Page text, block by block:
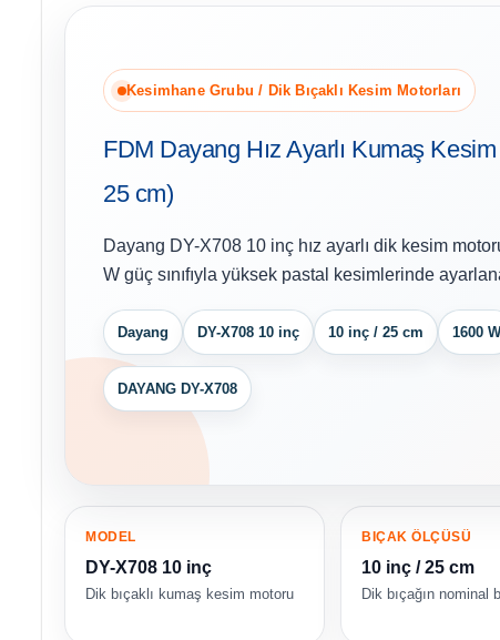
Kesimhane Grubu / Dik Bıçaklı Kesim Motorları
FDM Dayang Hız Ayarlı Kumaş
25 cm)
Dayang DY-X708 10 inç hız ayarlı dik kesim
W güç sınıfıyla yüksek pastal kesimlerinde
Dayang DY-X708 10 inç 10 inç / 25 cm 1600 W
DAYANG DY-X708
MODEL
DY-X708 10 inç
Dik bıçaklı kumaş kesim motoru
BIÇAK ÖLÇÜSÜ
10 inç / 25 cm
Dik bıçağın nominal